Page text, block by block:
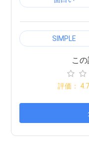
SIMPLE
こ
評価： 4.7